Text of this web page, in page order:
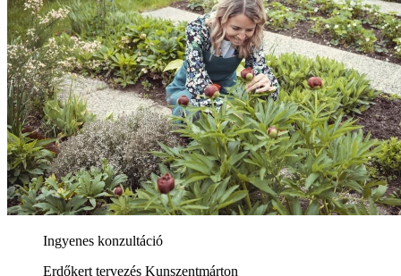
Ingyenes konzultáció
Erdőkert tervezés Kunszentmárton